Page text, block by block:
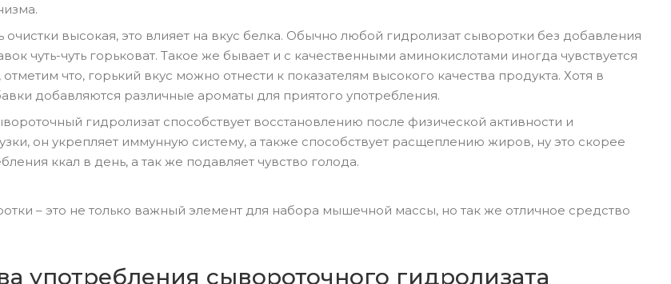
очистки высокая, это влияет на вкус белка. Обычно любой гидролизат сыворотки без добавления
чуть-чуть горьковат. Такое же бывает и с качественными аминокислотами иногда чувствуется
что, горький вкус можно отнести к показателям высокого качества продукта. Хотя в
добавляются различные ароматы для приятого употребления.
гидролизат способствует восстановлению после физической активности и
он укрепляет иммунную систему, а также способствует расщеплению жиров, ну это скорее
ккал в день, а так же подавляет чувство голода.
– это не только важный элемент для набора мышечной массы, но так же отличное средство
употребления сывороточного гидролизата